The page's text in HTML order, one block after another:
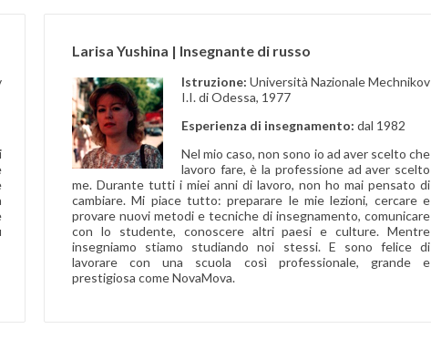
Larisa Yushina | Insegnante di russo
Istruzione: Università Nazionale Mechnikov
I.I. di Odessa, 1977
Esperienza di insegnamento: dal 1982
Nel mio caso, non sono io ad aver scelto che
lavoro fare, è la professione ad aver scelto
me. Durante tutti i miei anni di lavoro, non ho mai pensato di
cambiare. Mi piace tutto: preparare le mie lezioni, cercare e
provare nuovi metodi e tecniche di insegnamento, comunicare
con lo studente, conoscere altri paesi e culture. Mentre
insegniamo stiamo studiando noi stessi. E sono felice di
lavorare con una scuola così professionale, grande e
prestigiosa come NovaMova.